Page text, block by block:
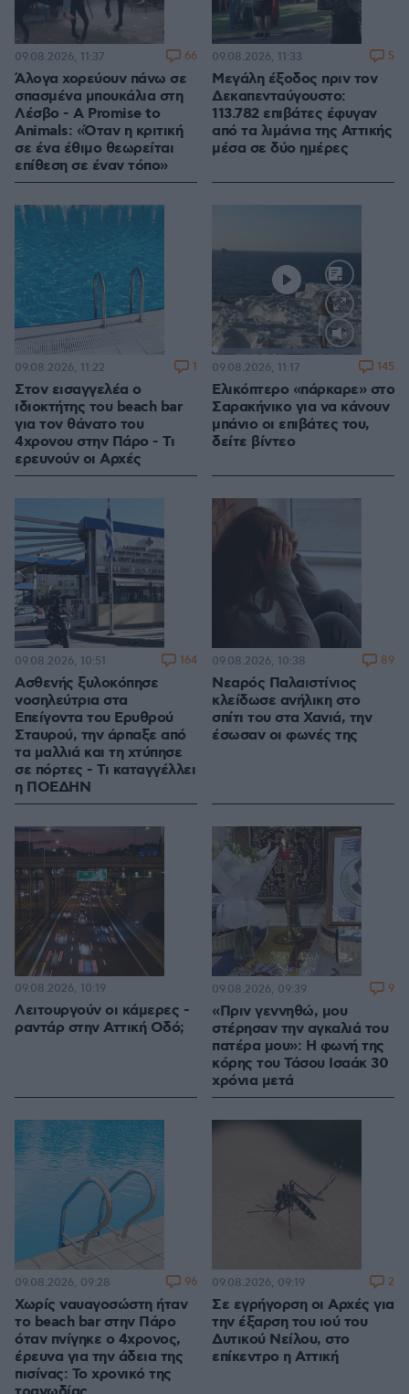
Άλογα χορεύουν πάνω σε
σπασμένα μπουκάλια στη
Λέσβο - A Promise to
Animals: «Όταν η κριτική
σε ένα έθιμο θεωρείται
επίθεση σε έναν τόπο»
09.08.2026, 11:37 66
Μεγάλη έξοδος πριν τον
Δεκαπενταύγουστο:
113.782 επιβάτες έφυγαν
από τα λιμάνια της Αττικής
μέσα σε δύο ημέρες
09.08.2026, 11:33 5
Στον εισαγγελέα ο
ιδιοκτήτης του beach bar
για τον θάνατο του
4χρονου στην Πάρο - Τι
ερευνούν οι Αρχές
09.08.2026, 11:22 1
Loaded
100.00%
Ελικόπτερο «πάρκαρε» στο
Σαρακήνικο για να κάνουν
μπάνιο οι επιβάτες του,
δείτε βίντεο
09.08.2026, 11:17 145
Ασθενής ξυλοκόπησε
νοσηλεύτρια στα
Επείγοντα του Ερυθρού
Σταυρού, την άρπαξε από
τα μαλλιά και τη χτύπησε
σε πόρτες - Τι καταγγέλλει
η ΠΟΕΔΗΝ
09.08.2026, 10:51 164
Νεαρός Παλαιστίνιος
κλείδωσε ανήλικη στο
σπίτι του στα Χανιά, την
έσωσαν οι φωνές της
09.08.2026, 10:38 89
Λειτουργούν οι κάμερες -
ραντάρ στην Αττική Οδό;
09.08.2026, 10:19
«Πριν γεννηθώ, μου
στέρησαν την αγκαλιά του
πατέρα μου»: Η φωνή της
κόρης του Τάσου Ισαάκ 30
χρόνια μετά
09.08.2026, 09:39 9
Χωρίς ναυαγοσώστη ήταν
το beach bar στην Πάρο
όταν πνίγηκε ο 4χρονος,
έρευνα για την άδεια της
πισίνας: Το χρονικό της
09.08.2026, 09:28 96
Σε εγρήγορση οι Αρχές για
την έξαρση του ιού του
Δυτικού Νείλου, στο
επίκεντρο η Αττική
09.08.2026, 09:19 2